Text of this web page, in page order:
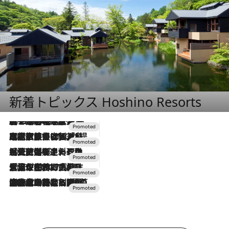
新着トピックス Hoshino Resorts
2026.8.7
【トンボの足水浴】ヒノキの香りに包まれて涼感マックス！約13℃の湧水かけ流しを避暑地「星野温泉 トンボの湯」で体験
2026.7.31
【ホテル帰省】という選択肢をOMOが提案。家族とほどよい距離を保つには「昼は実家、夜は気兼ねなくホテルで！」
2026.7.24
【夏限定ディナーコース】旬を迎える稚鮎や花ズッキーニなどをイタリア・トスカーナの郷土料理の手法で満喫！
2026.7.17
「土佐和ハーブかき氷」がOMO7高知に登場！生姜、山椒、大葉など目にも舌にも涼を呼ぶ郷土の味
2026.7.10
NEW OPEN！【界 草津】名湯の地に誕生。趣の異なる2種の温泉と上州ならではの会席・蕎麦割烹など美食を味わう究極の癒やし旅